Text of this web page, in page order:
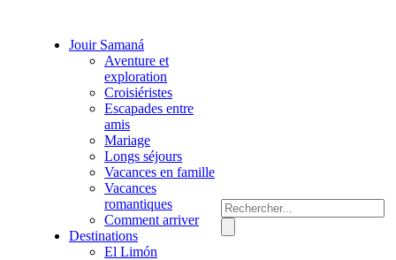
Jouir Samaná
Aventure et
exploration
Croisiéristes
Escapades entre
amis
Mariage
Longs séjours
Vacances en famille
Vacances
romantiques
Comment arriver
Destinations
El Limón